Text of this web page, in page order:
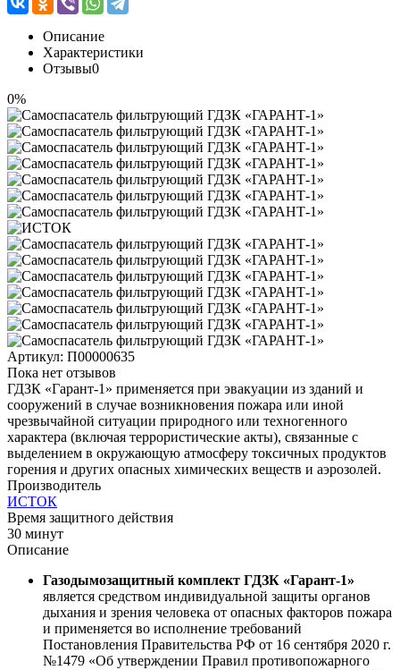
Описание
Характеристики
Отзывы0
0%
Артикул: П00000635
Пока нет отзывов
ГДЗК «Гарант-1» применяется при эвакуации из зданий и
сооружений в случае возникновения пожара или иной
чрезвычайной ситуации природного или техногенного
характера (включая террористические акты), связанные с
выделением в окружающую атмосферу токсичных продуктов
горения и других опасных химических веществ и аэрозолей.
Производитель
ИСТОК
Время защитного действия
30 минут
Описание
Газодымозащитный комплект ГДЗК «Гарант-1»
является средством индивидуальной защиты органов
дыхания и зрения человека от опасных факторов пожара
и применяется во исполнение требований
Постановления Правительства РФ от 16 сентября 2020 г.
№1479 «Об утверждении Правил противопожарного